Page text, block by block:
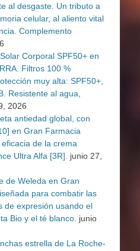
al desgaste. Un tributo a
celular, al aliento vital
Complemento
Corporal SPF50+ en
Filtros 100 %
muy alta: SPF50+,
Resistente al agua,
2026
antiedad global, con
en Gran Farmacia
de la crema
Ultra Alfa [3R].
junio 27,
de Weleda en Gran
para combatir las
de expresión usando el
Bio y el té blanco. junio
estrella de La Roche-